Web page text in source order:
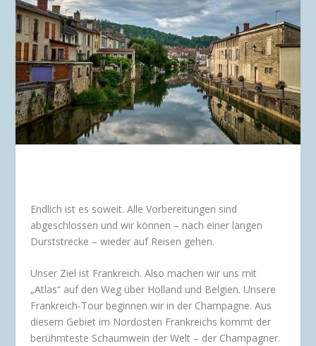
Endlich ist es soweit. Alle Vorbereitungen sind
abgeschlossen und wir können – nach einer langen
Durststrecke – wieder auf Reisen gehen.
Unser Ziel ist Frankreich. Also machen wir uns mit
„Atlas“ auf den Weg über Holland und Belgien. Unsere
Frankreich-Tour beginnen wir in der Champagne. Aus
diesem Gebiet im Nordosten Frankreichs kommt der
berühmteste Schaumwein der Welt – der Champagner.